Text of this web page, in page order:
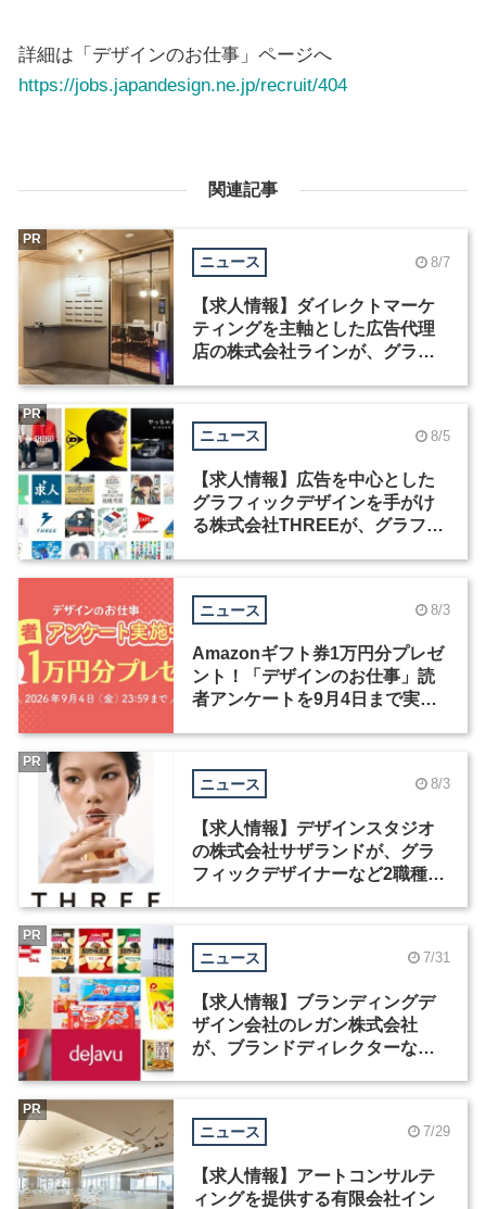
詳細は「デザインのお仕事」ページへ
https://jobs.japandesign.ne.jp/recruit/404
関連記事
ニュース 8/7
【求人情報】ダイレクトマーケ
ティングを主軸とした広告代理
店の株式会社ラインが、グラフ
PR
ニュース 8/5
【求人情報】広告を中心とした
グラフィックデザインを手がけ
る株式会社THREEが、グラフィ
PR
ニュース 8/3
Amazonギフト券1万円分プレゼ
ント！「デザインのお仕事」読
者アンケートを9月4日まで実施
ニュース 8/3
【求人情報】デザインスタジオ
の株式会社サザランドが、グラ
フィックデザイナーなど2職種を
PR
ニュース 7/31
【求人情報】ブランディングデ
ザイン会社のレガン株式会社
が、ブランドディレクターなど3
PR
ニュース 7/29
【求人情報】アートコンサルテ
ィングを提供する有限会社イン
PR